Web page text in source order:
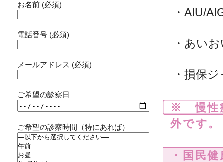
・AIU/
・あい
・損保
※ 慢性
外です。
・国民
お名前 (必須)
電話番号 (必須)
メールアドレス (必須)
ご希望の診察日
ご希望の診察時間（特にあれば）